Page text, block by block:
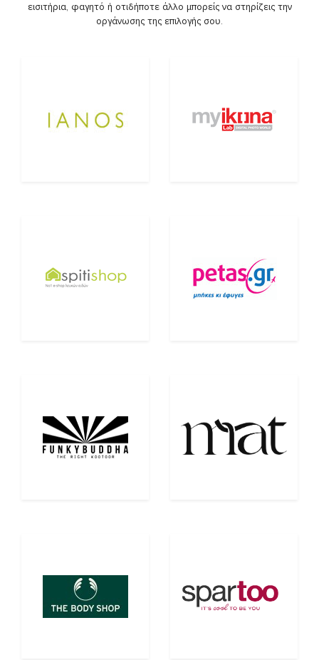
εισιτήρια, φαγητό ή οτιδήποτε άλλο μπορείς να στηρίζεις την
οργάνωσης της επιλογής σου.